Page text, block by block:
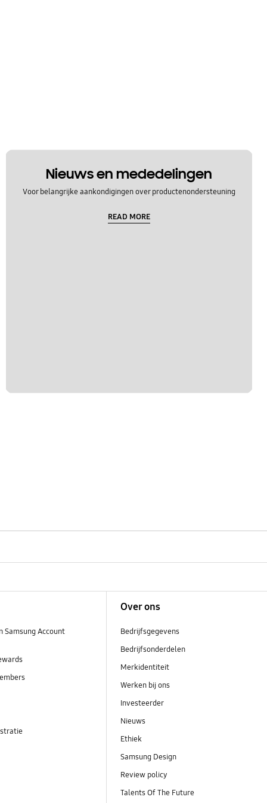
Nieuws en mededelingen
Voor belangrijke aankondigingen over productenondersteuning
READ MORE
Samsung Account
Over ons
Bedrijfsgegevens
Bedrijfsonderdelen
Merkidentiteit
Werken bij ons
Investeerder
Nieuws
Ethiek
Samsung Design
Review policy
Talents Of The Future